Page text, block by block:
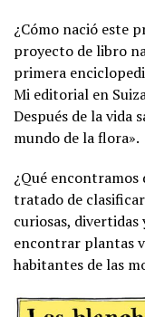
¿Cómo nació este
proyecto de libro
primera
Mi editorial en
Después de la vida
mundo de la flora».
¿Qué
tratado de
curiosas, divertidas
encontrar plantas
habitantes de las